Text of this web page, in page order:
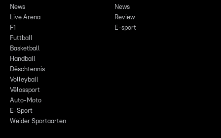
News
Live Arena
F1
Futtball
Basketball
Handball
Dëschtennis
Volleyball
Vëlossport
Auto-Moto
E-Sport
Weider Sportaarten
News
Review
E-sport